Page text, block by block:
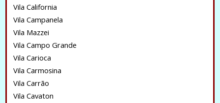
Vila California
Vila Campanela
Vila Mazzei
Vila Campo Grande
Vila Carioca
Vila Carmosina
Vila Carrão
Vila Cavaton